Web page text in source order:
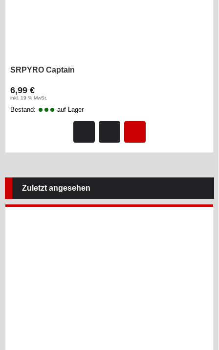
SRPYRO Captain
6,99 €
inkl. 19 % MwSt.
Bestand: auf Lager
Zuletzt angesehen